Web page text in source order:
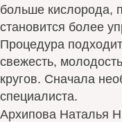
больше кислорода,
становится более
Процедура
свежесть,
кругов. Сначала
специалиста.
Архипова Наталья